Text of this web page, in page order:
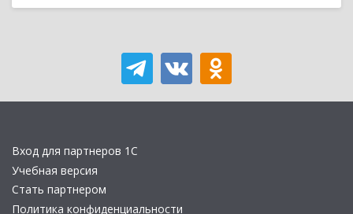
Вход для партнеров 1С
Учебная версия
Стать партнером
Политика конфиденциальности